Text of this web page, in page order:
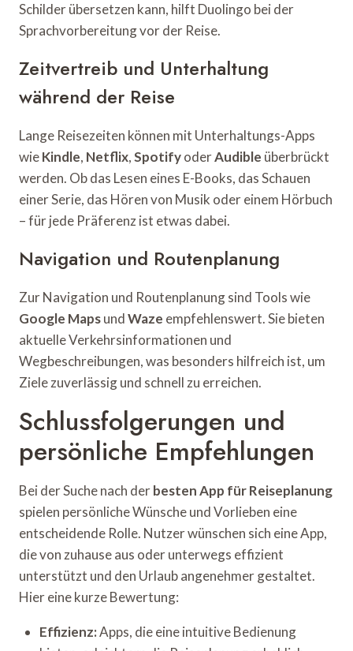
Schilder übersetzen kann, hilft Duolingo bei der
Sprachvorbereitung vor der Reise.
Zeitvertreib und Unterhaltung
während der Reise
Lange Reisezeiten können mit Unterhaltungs-Apps
wieKindle, Netflix,SpotifyoderAudible überbrückt
werden. Ob das Lesen eines E-Books, das Schauen
einer Serie, das Hören von Musik oder einem Hörbuch
– für jede Präferenz ist etwas dabei.
Navigation und Routenplanung
Zur Navigation und Routenplanung sind Tools wie
Google MapsundWaze empfehlenswert. Sie bieten
aktuelle Verkehrsinformationen und
Wegbeschreibungen, was besonders hilfreich ist, um
Ziele zuverlässig und schnell zu erreichen.
Schlussfolgerungen und
persönliche Empfehlungen
Bei der Suche nach derbesten App für Reiseplanung
spielen persönliche Wünsche und Vorlieben eine
entscheidende Rolle. Nutzer wünschen sich eine App,
die von zuhause aus oder unterwegs effizient
unterstützt und den Urlaub angenehmer gestaltet.
Hier eine kurze Bewertung:
Effizienz:Apps, die eine intuitive Bedienung